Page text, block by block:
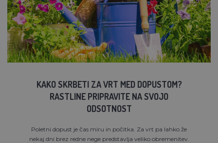
KAKO SKRBETI ZA VRT MED DOPUSTOM?
RASTLINE PRIPRAVITE NA SVOJO
ODSOTNOST
Poletni dopust je čas miru in počitka. Za vrt pa lahko že
nekaj dni brez redne nege predstavlja veliko obremenitev.